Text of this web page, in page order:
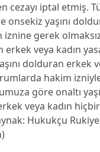
cezayı iptal etmiş.
onsekiz yaşını
iznine gerek
erkek veya kadın
dolduran erkek
hakim
göre onaltı
veya kadın
Hukukçu